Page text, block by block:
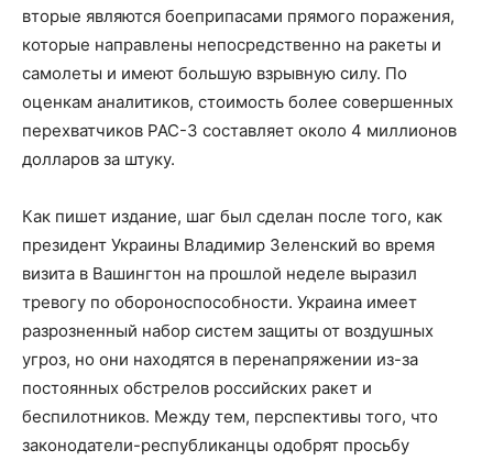
вторые являются боеприпасами прямого поражения,
которые направлены непосредственно на ракеты и
самолеты и имеют большую взрывную силу. По
оценкам аналитиков, стоимость более совершенных
перехватчиков PAC-3 составляет около 4 миллионов
долларов за штуку.
Как пишет издание, шаг был сделан после того, как
президент Украины Владимир Зеленский во время
визита в Вашингтон на прошлой неделе выразил
тревогу по обороноспособности. Украина имеет
разрозненный набор систем защиты от воздушных
угроз, но они находятся в перенапряжении из-за
постоянных обстрелов российских ракет и
беспилотников. Между тем, перспективы того, что
законодатели-республиканцы одобрят просьбу